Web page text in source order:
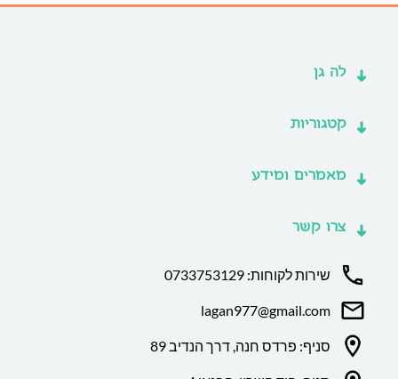
לה גן
קטגוריות
מאמרים ומידע
צרו קשר
שירות לקוחות: 0733753129
lagan977@gmail.com
סניף: פרדס חנה, דרך הנדיב 89